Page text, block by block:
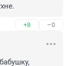
+8 –0